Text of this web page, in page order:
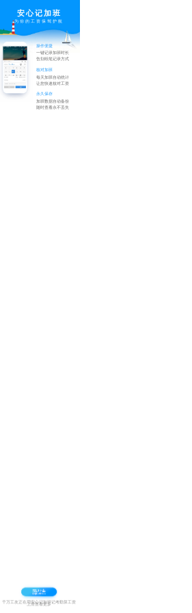
安心记加班
为你的工资保驾护航
操作便捷
一键记录加班时长
告别纸笔记录方式
核对加班
每天加班自动统计
让您快速核对工资
永久保存
加班数据自动备份
随时查看永不丢失
千万工友正在用安心记加班记考勤算工资
上滑查看更多